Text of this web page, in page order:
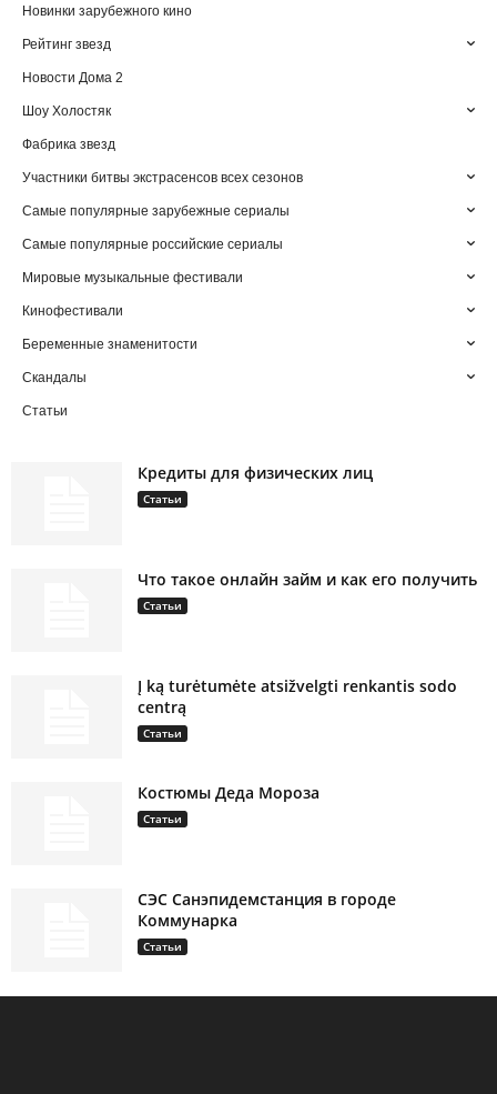
Новинки зарубежного кино
Рейтинг звезд
Новости Дома 2
Шоу Холостяк
Фабрика звезд
Участники битвы экстрасенсов всех сезонов
Самые популярные зарубежные сериалы
Самые популярные российские сериалы
Мировые музыкальные фестивали
Кинофестивали
Беременные знаменитости
Скандалы
Статьи
Кредиты для физических лиц
Статьи
Что такое онлайн займ и как его получить
Статьи
Į ką turėtumėte atsižvelgti renkantis sodo
centrą
Статьи
Костюмы Деда Мороза
Статьи
СЭС Санэпидемстанция в городе
Коммунарка
Статьи